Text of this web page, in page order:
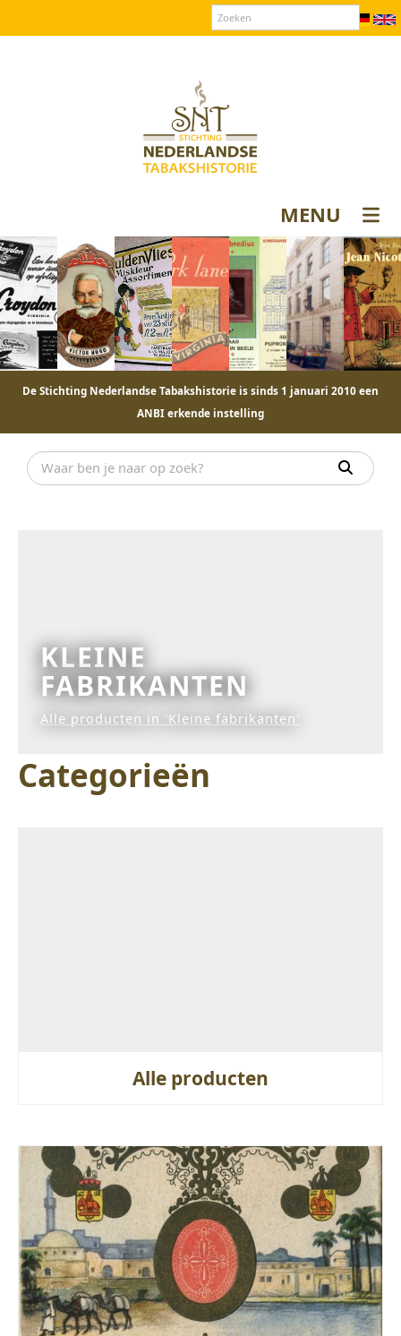
MENU
De Stichting Nederlandse Tabakshistorie is sinds 1 januari 2010 een
ANBI erkende instelling
KLEINE
FABRIKANTEN
Alle producten in 'Kleine fabrikanten'
Categorieën
Alle producten